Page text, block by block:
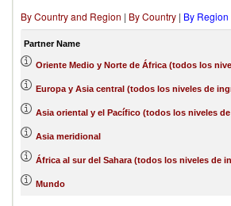
By Country and Region | By Country | By Region
Partner Name
Oriente Medio y Norte de África (todos los
Europa y Asia central (todos los niveles de
Asia oriental y el Pacífico (todos los niveles
Asia meridional
África al sur del Sahara (todos los niveles de
Mundo